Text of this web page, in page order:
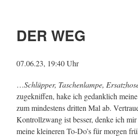
DER WEG
07.06.23, 19:40 Uhr
…Schlüpper, Taschenlampe,
zugekniffen, hake ich gedanklich
zum mindestens dritten Mal ab.
Kontrollzwang ist besser, denke ich
meine kleineren To-Do’s für morgen